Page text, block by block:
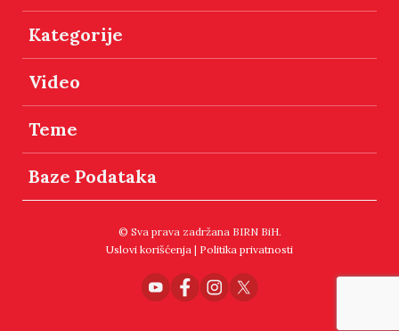
Kategorije
Video
Teme
Baze Podataka
© Sva prava zadržana BIRN BiH.
Uslovi korišćenja | Politika privatnosti